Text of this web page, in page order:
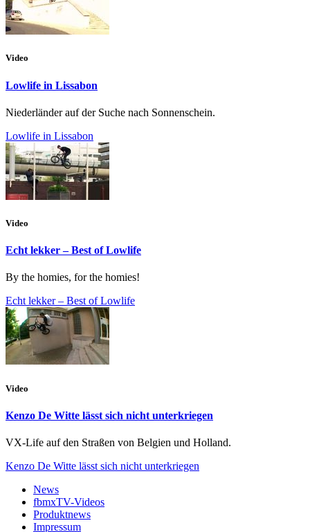
Video
Lowlife in Lissabon
Niederländer auf der Suche nach Sonnenschein.
Lowlife in Lissabon
Video
Echt lekker – Best of Lowlife
By the homies, for the homies!
Echt lekker – Best of Lowlife
Video
Kenzo De Witte lässt sich nicht unterkriegen
VX-Life auf den Straßen von Belgien und Holland.
Kenzo De Witte lässt sich nicht unterkriegen
News
fbmxTV-Videos
Produktnews
Impressum